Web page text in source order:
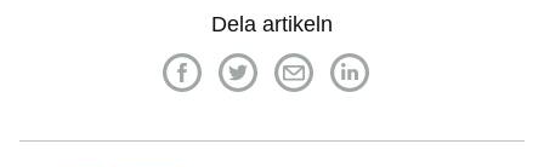
Dela artikeln